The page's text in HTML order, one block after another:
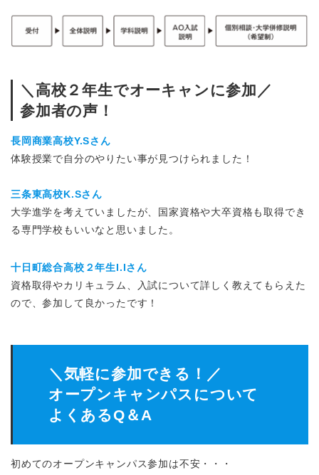
＼高校２年生でオーキャンに参加／
参加者の声！
長岡商業高校Y.Sさん
体験授業で自分のやりたい事が見つけられました！
三条東高校K.Sさん
大学進学を考えていましたが、国家資格や大卒資格も取得でき
る専門学校もいいなと思いました。
十日町総合高校２年生I.Iさん
資格取得やカリキュラム、入試について詳しく教えてもらえた
ので、参加して良かったです！
＼気軽に参加できる！／
オープンキャンパスについて
よくあるQ＆A
初めてのオープンキャンパス参加は不安・・・